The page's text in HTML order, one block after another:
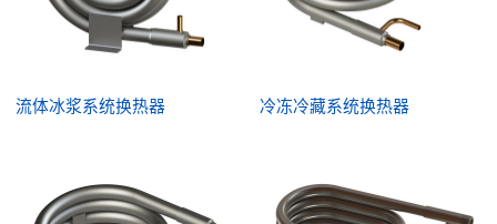
流体冰浆系统换热器 冷冻冷藏系统换热器